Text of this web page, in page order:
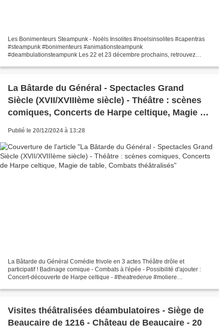
Les Bonimenteurs Steampunk - Noëls Insolites #noelsinsolites #capentras
#steampunk #bonimenteurs #animationsteampunk
#deambulationsteampunk Les 22 et 23 décembre prochains, retrouvez
La Bâtarde du Général - Spectacles Grand
Siècle (XVII/XVIIIème siècle) - Théâtre : scènes
comiques, Concerts de Harpe celtique, Magie de
table, Combats théâtralisés
Publié le 20/12/2024 à 13:28
La Bâtarde du Général Comédie frivole en 3 actes Théâtre drôle et
participatif ! Badinage comique - Combats à l'épée - Possibilité d'ajouter :
Concert-découverte de Harpe celtique - #theatrederue #moliere
Visites théâtralisées déambulatoires - Siège de
Beaucaire de 1216 - Château de Beaucaire - 20